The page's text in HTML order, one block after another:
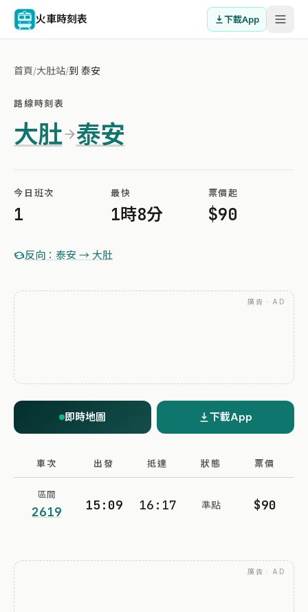
火車時刻表 下載App
首頁/大肚站/到 泰安
路線時刻表
大肚 泰安
今日班次
1
最快
1時8分
票價起
$90
反向：泰安 → 大肚
廣告 · AD
即時地圖 下載App
車次 出發 抵達 狀態 票價
區間
2619 15:09 16:17 準點 $90
廣告 · AD